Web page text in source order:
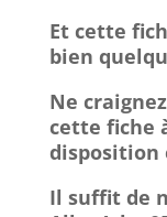
Et cette
bien
Ne
cette fiche
disposition
Il suffit de